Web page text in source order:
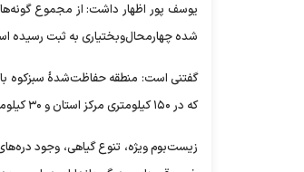
یوسف پور اظهار داشت: از مجموع
شده چهارمحال‌وبختیاری به ثبت رسیده
که در ۱۵۰ کیلومتری مرکز استان و ۳۰ کیلومتری شهر لردگان و در شهرستان‌های کیار و بروجن قرار گرفته است.
زیست‌بوم ویژه، تنوع گیاهی، وجود